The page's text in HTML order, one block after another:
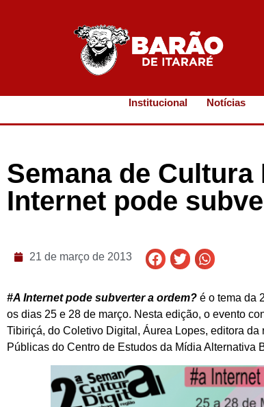
Institucional Notícias
Semana de
Internet pode
21 de março de 2013
#A Internet pode subverter a ordem? é o tema da
os dias 25 e 28 de março. Nesta edição, o evento
Tibiriçá, do Coletivo Digital, Áurea Lopes, editora
Públicas do Centro de Estudos da Mídia Alternativa